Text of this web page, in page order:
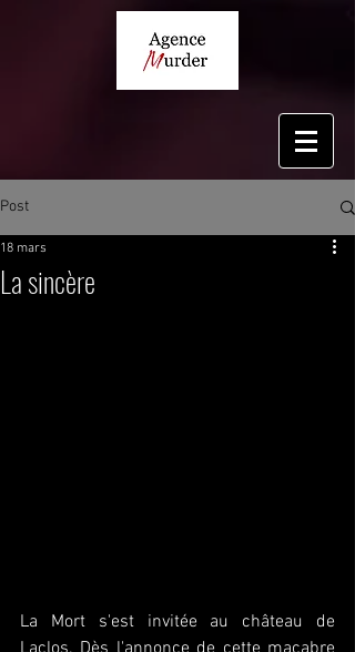
Post
La sincère
18 mars
La Mort s'est invitée au château de